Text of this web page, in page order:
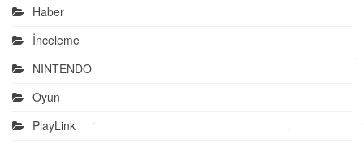
Haber
İnceleme
NINTENDO
Oyun
PlayLink